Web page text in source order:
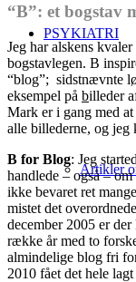
PSYKIATRI
Artikler
“B”: et bogstav
Jeg har alskens
bogstavlegen. B
“blog”; sidstnævnte
eksempel på billeder
Mark er i gang med
alle billederne, og jeg
B for Blog: Jeg
handlede – også –
ikke bevaret ret
mistet det
december 2005 er
række år med to
almindelige blog fri
2010 fået det hele